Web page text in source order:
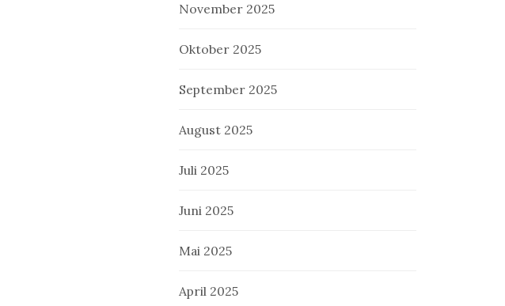
November 2025
Oktober 2025
September 2025
August 2025
Juli 2025
Juni 2025
Mai 2025
April 2025